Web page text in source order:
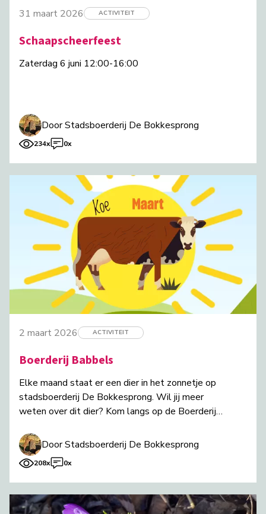
31 maart 2026 ACTIVITEIT
Schaapscheerfeest
Zaterdag 6 juni 12:00-16:00
Door Stadsboerderij De Bokkesprong
234x 0x
2 maart 2026 ACTIVITEIT
Boerderij Babbels
Elke maand staat er een dier in het zonnetje op
stadsboerderij De Bokkesprong. Wil jij meer
weten over dit dier? Kom langs op de Boerderij
Door Stadsboerderij De Bokkesprong
208x 0x